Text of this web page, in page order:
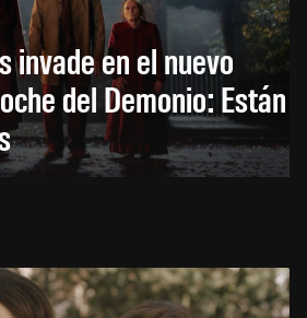
invade en el nuevo
del Demonio: Están